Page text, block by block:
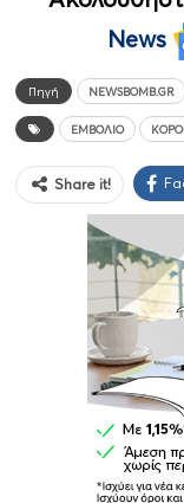
News
Πηγή NEWSBOMB.GR
ΕΜΒΌΛΙΟ
Share it!